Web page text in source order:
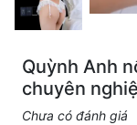
Quỳnh Anh
chuyên
Chưa có đánh giá